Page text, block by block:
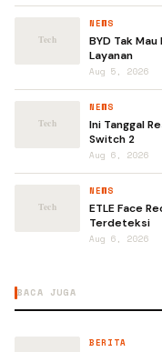
NEWS
BYD Tak
Layanan
Aug 5, 2026
NEWS
Ini Tanggal
Switch 2
Aug 6, 2026
NEWS
ETLE Face
Terdeteksi
Aug 6, 2026
BACA JUGA
BERITA